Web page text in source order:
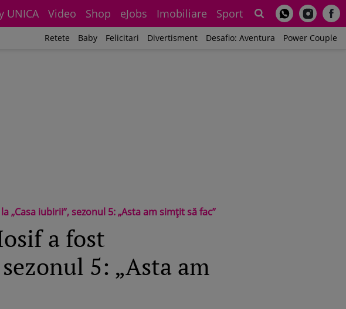
UNICA Video Shop eJobs Imobiliare Sport
Retete Baby Felicitari Divertisment Desafio: Aventura Power Couple
„Casa iubirii”, sezonul 5: „Asta am simțit să fac”
a fost
5: „Asta am